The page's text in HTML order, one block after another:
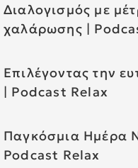
Διαλογισμός με
χαλάρωσης |
Επιλέγοντας την
| Podcast Relax
Παγκόσμια Ημέρα
Podcast Relax